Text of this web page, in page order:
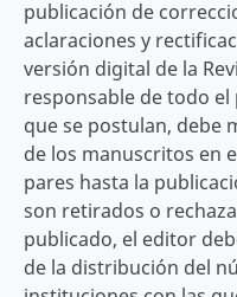
publicación de
aclaraciones y
versión digital de la
responsable de todo
que se postulan, debe
de los manuscritos en
pares hasta la
son retirados o
publicado, el editor
de la distribución del